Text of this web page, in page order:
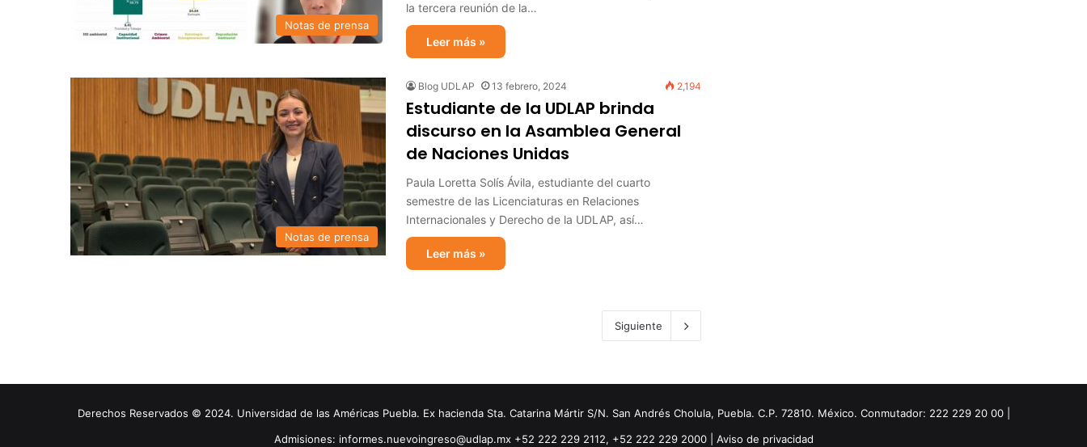
Notas de prensa
la tercera reunión de la…
Leer más »
Notas de prensa
Blog UDLAP 13 febrero, 2024 2,194
Estudiante de la UDLAP brinda
discurso en la Asamblea General
de Naciones Unidas
Paula Loretta Solís Ávila, estudiante del cuarto
semestre de las Licenciaturas en Relaciones
Internacionales y Derecho de la UDLAP, así…
Leer más »
Siguiente
Derechos Reservados © 2024. Universidad de las Américas Puebla. Ex hacienda Sta. Catarina Mártir S/N. San Andrés Cholula, Puebla. C.P. 72810. México. Conmutador: 222 229 20 00 |
Admisiones: informes.nuevoingreso@udlap.mx +52 222 229 2112, +52 222 229 2000 | Aviso de privacidad